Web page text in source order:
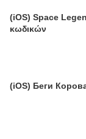
(iOS) Space
κωδικών
(iOS) Беги